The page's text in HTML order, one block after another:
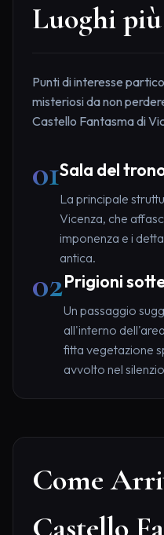
Luoghi
Punti di interesse
misteriosi da non
Castello Fantasma di
01Sala del
La principale
Vicenza, che
imponenza e i
antica.
02Prigioni
Un passaggio
all'interno
fitta vegetazione
avvolto nel
Come